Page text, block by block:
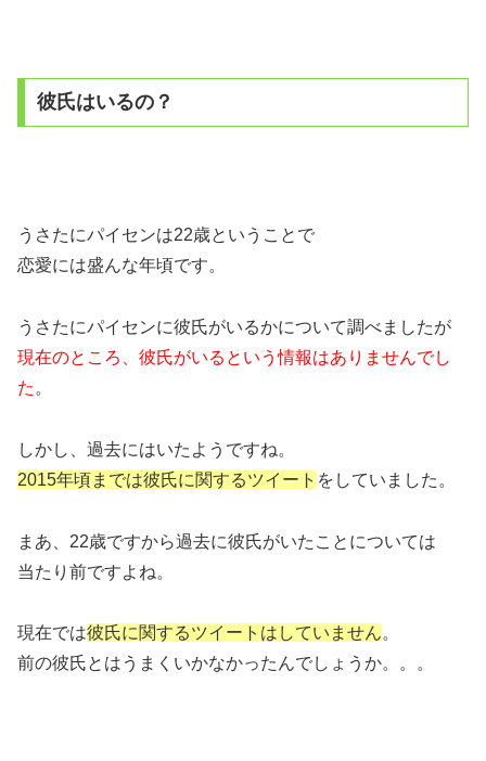
彼氏はいるの？
うさたにパイセンは22歳ということで
恋愛には盛んな年頃です。
うさたにパイセンに彼氏がいるかについて調べましたが
現在のところ、彼氏がいるという情報はありませんでし
た 。
しかし、過去にはいたようですね。
2015年頃までは彼氏に関するツイート をしていました。
まあ、22歳ですから過去に彼氏がいたことについては
当たり前ですよね。
現在では彼氏に関するツイートはしていません。
前の彼氏とはうまくいかなかったんでしょうか。。。